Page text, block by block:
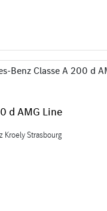
d AMG Line
Kroely Strasbourg